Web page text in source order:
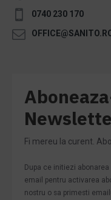
0740 230 170
Fi mereu la curent.
Dupa ce initiezi
email pentru activarea
nostru o sa primesti